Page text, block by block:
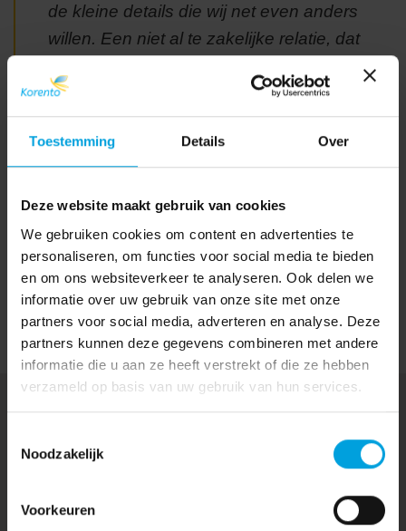
Toestemming Details Over
Deze website maakt gebruik van cookies
We gebruiken cookies om content en advertenties te
personaliseren, om functies voor social media te bieden
en om ons websiteverkeer te analyseren. Ook delen we
informatie over uw gebruik van onze site met onze
partners voor social media, adverteren en analyse. Deze
partners kunnen deze gegevens combineren met andere
informatie die u aan ze heeft verstrekt of die ze hebben
verzameld op basis van uw gebruik van hun services.
Noodzakelijk
Voorkeuren
de kleine details die wij net even anders
willen. Een niet al te zakelijke relatie, dat
Wij verlenen onze diensten met gebruikmaking van: